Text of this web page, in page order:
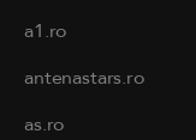
a1.ro
antenastars.ro
as.ro